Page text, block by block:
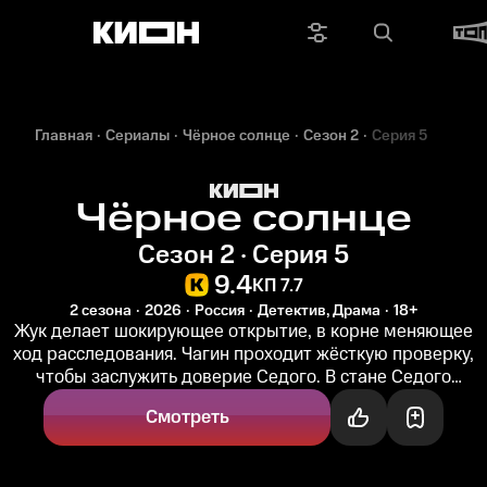
Главная Сериалы Чёрное солнце Сезон 2 Серия 5
Чёрное солнце
Сезон 2 · Серия 5
9.4КП 7.7
2 сезона 2026 Россия Детектив, Драма 18+
Жук делает шокирующее открытие, в корне меняющее
ход расследования. Чагин проходит жёсткую проверку,
чтобы заслужить доверие Седого. В стане Седого
назревает конфликт...
Смотреть